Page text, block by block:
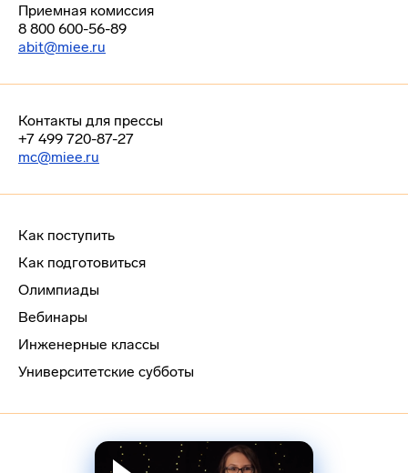
Приемная комиссия
8 800 600-56-89
abit@miee.ru
Контакты для прессы
+7 499 720-87-27
mc@miee.ru
Как поступить
Как подготовиться
Олимпиады
Вебинары
Инженерные классы
Университетские субботы